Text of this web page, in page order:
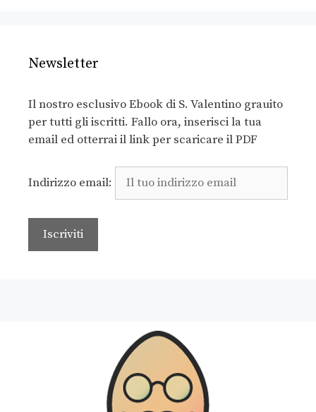
Newsletter
Il nostro esclusivo Ebook di S. Valentino grauito
per tutti gli iscritti. Fallo ora, inserisci la tua
email ed otterrai il link per scaricare il PDF
Indirizzo email: